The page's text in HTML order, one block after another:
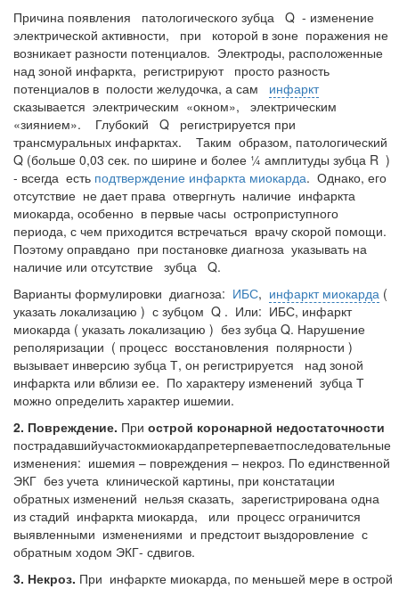
Причина появления патологического зубца Q - изменение
электрической активности, при которой в зоне поражения не
возникает разности потенциалов. Электроды, расположенные
над зоной инфаркта, регистрируют просто разность
потенциалов в полости желудочка, а сам инфаркт
сказывается электрическим «окном», электрическим
«зиянием». Глубокий Q регистрируется при
трансмуральных инфарктах. Таким образом, патологический
Q (больше 0,03 сек. по ширине и более ¼ амплитуды зубца R )
- всегда есть подтверждение инфаркта миокарда. Однако, его
отсутствие не дает права отвергнуть наличие инфаркта
миокарда, особенно в первые часы остроприступного
периода, с чем приходится встречаться врачу скорой помощи.
Поэтому оправдано при постановке диагноза указывать на
наличие или отсутствие зубца Q.
Варианты формулировки диагноза: ИБС, инфаркт миокарда (
указать локализацию ) с зубцом Q . Или: ИБС, инфаркт
миокарда ( указать локализацию ) без зубца Q. Нарушение
реполяризации ( процесс восстановления полярности )
вызывает инверсию зубца Т, он регистрируется над зоной
инфаркта или вблизи ее. По характеру изменений зубца Т
можно определить характер ишемии.
2. Повреждение. При острой коронарной недостаточности
пострадавшийучастокмиокардапретерпеваетпоследовательные
изменения: ишемия – повреждения – некроз. По единственной
ЭКГ без учета клинической картины, при констатации
обратных изменений нельзя сказать, зарегистрирована одна
из стадий инфаркта миокарда, или процесс ограничится
выявленными изменениями и предстоит выздоровление с
обратным ходом ЭКГ- сдвигов.
3. Некроз. При инфаркте миокарда, по меньшей мере в острой